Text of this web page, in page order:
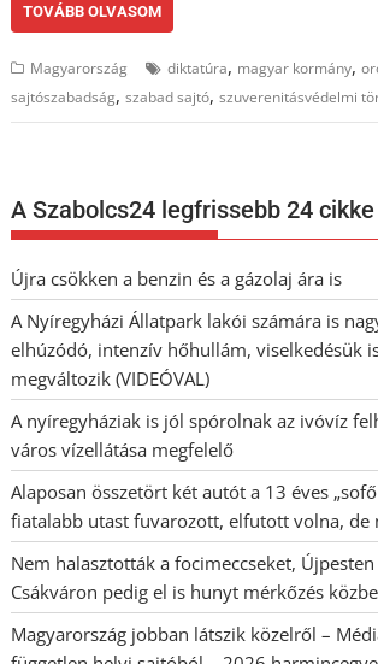
TOVÁBB OLVASOM
Magyarország diktatúra, magyar kormány,
sajtószabadság,szabad sajtó,szuverenitásvédelmi
A Szabolcs24 legfrissebb 24 cikke
Újra csökken a benzin és a gázolaj ára is
A Nyíregyházi Állatpark lakói számára is
elhúzódó, intenzív hőhullám, viselkedésük
megváltozik (VIDEÓVAL)
A nyíregyháziak is jól spórolnak az ivóvíz
város vízellátása megfelelő
Alaposan összetört két autót a 13 éves
fiatalabb utast fuvarozott, elfutott volna, de
Nem halasztották a focimeccseket,
Csákváron pedig el is hunyt mérkőzés
Magyarország jobban látszik közelről –